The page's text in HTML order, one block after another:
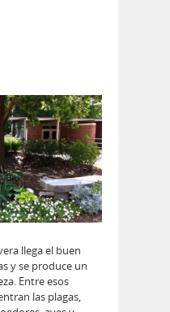
llega el buen
y se produce un
Entre esos
las plagas,